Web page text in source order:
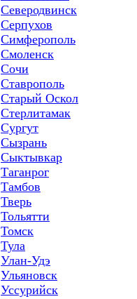
Северодвинск
Серпухов
Симферополь
Смоленск
Сочи
Ставрополь
Старый Оскол
Стерлитамак
Сургут
Сызрань
Сыктывкар
Таганрог
Тамбов
Тверь
Тольятти
Томск
Тула
Улан-Удэ
Ульяновск
Уссурийск